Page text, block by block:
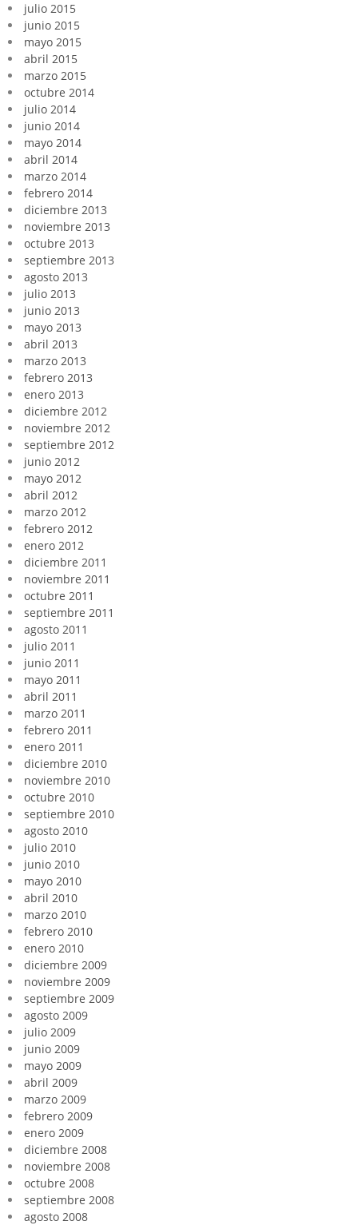
julio 2015
junio 2015
mayo 2015
abril 2015
marzo 2015
octubre 2014
julio 2014
junio 2014
mayo 2014
abril 2014
marzo 2014
febrero 2014
diciembre 2013
noviembre 2013
octubre 2013
septiembre 2013
agosto 2013
julio 2013
junio 2013
mayo 2013
abril 2013
marzo 2013
febrero 2013
enero 2013
diciembre 2012
noviembre 2012
septiembre 2012
junio 2012
mayo 2012
abril 2012
marzo 2012
febrero 2012
enero 2012
diciembre 2011
noviembre 2011
octubre 2011
septiembre 2011
agosto 2011
julio 2011
junio 2011
mayo 2011
abril 2011
marzo 2011
febrero 2011
enero 2011
diciembre 2010
noviembre 2010
octubre 2010
septiembre 2010
agosto 2010
julio 2010
junio 2010
mayo 2010
abril 2010
marzo 2010
febrero 2010
enero 2010
diciembre 2009
noviembre 2009
septiembre 2009
agosto 2009
julio 2009
junio 2009
mayo 2009
abril 2009
marzo 2009
febrero 2009
enero 2009
diciembre 2008
noviembre 2008
octubre 2008
septiembre 2008
agosto 2008